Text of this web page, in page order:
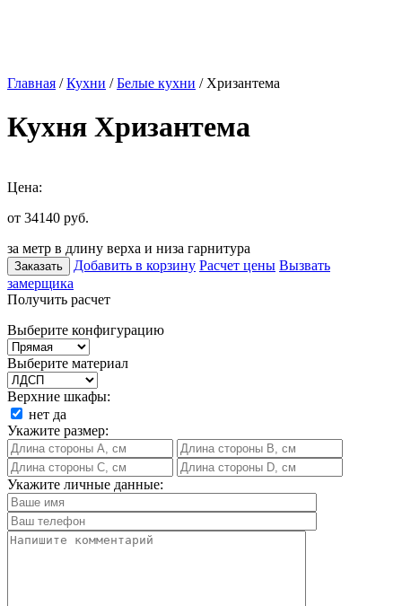
Главная /Кухни /Белые кухни / Хризантема
Кухня Хризантема
Цена:
от 34140 руб.
за метр в длину верха и низа гарнитура
Заказать Добавить в корзину Расчет цены Вызвать
замерщика
Получить расчет
Выберите конфигурацию
Выберите материал
Верхние шкафы:
нет да
Укажите размер:
Укажите личные данные: